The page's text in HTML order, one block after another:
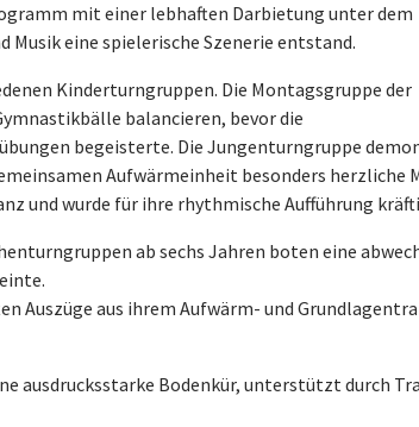
mit einer lebhaften Darbietung unter dem
eine spielerische Szenerie entstand.
Kinderturngruppen. Die Montagsgruppe der
balancieren, bevor die
begeisterte. Die Jungenturngruppe
Aufwärmeinheit besonders herzliche
und wurde für ihre rhythmische Aufführung
ab sechs Jahren boten eine
Auszüge aus ihrem Aufwärm- und
ausdrucksstarke Bodenkür, unterstützt durch